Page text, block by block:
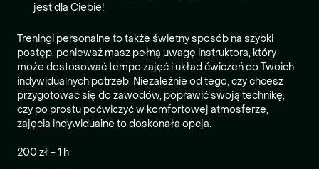
jest dla Ciebie!
Treningi personalne to także świetny sposób na szybki
postęp, ponieważ masz pełną uwagę instruktora, który
może dostosować tempo zajęć i układ ćwiczeń do Twoich
indywidualnych potrzeb. Niezależnie od tego, czy chcesz
przygotować się do zawodów, poprawić swoją technikę,
czy po prostu poćwiczyć w komfortowej atmosferze,
zajęcia indywidualne to doskonała opcja.
200 zł - 1 h